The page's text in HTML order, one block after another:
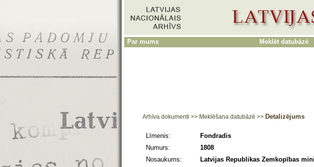
Par mums Meklēt datubāzē
Arhīva dokumenti >> Meklēšana datubāzē >> Detalizējums
Līmenis:
Fondradis
Numurs:
1808
Nosaukums:
Latvijas Republikas Zemkopības